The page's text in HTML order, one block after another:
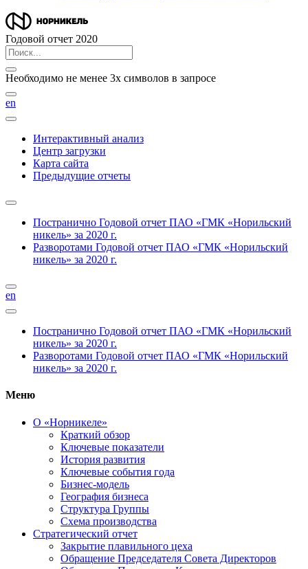
Годовой отчет 2020
Необходимо не менее 3х символов в запросе
en
Интерактивный анализ
Центр загрузки
Карта сайта
Предыдущие отчеты
Постранично Годовой отчет ПАО «ГМК «Норильский
никель» за 2020 г.
Разворотами Годовой отчет ПАО «ГМК «Норильский
никель» за 2020 г.
en
Постранично Годовой отчет ПАО «ГМК «Норильский
никель» за 2020 г.
Разворотами Годовой отчет ПАО «ГМК «Норильский
никель» за 2020 г.
Меню
О «Норникеле»
Краткий обзор
Ключевые показатели
История развития
Ключевые события года
Бизнес-модель
География бизнеса
Структура Группы
Схема производства
Стратегический отчет
Закрытие плавильного цеха
Обращение Председателя Совета Директоров